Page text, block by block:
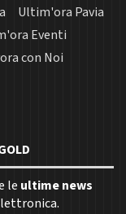
Ultim'ora Pavia
Eventi
con Noi
le ultime news